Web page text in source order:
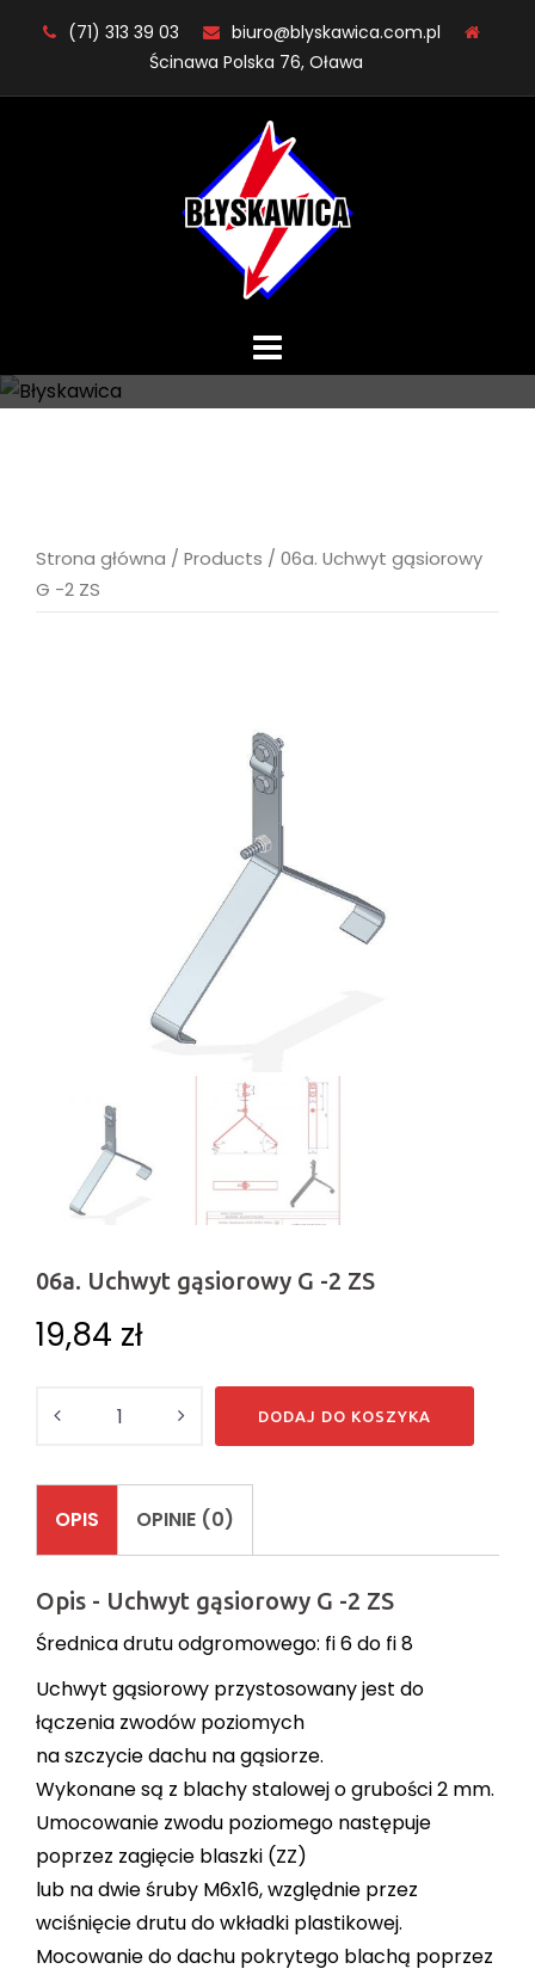
(71) 313 39 03
biuro@blyskawica.com.pl
Ścinawa Polska 76, Oława
Strona główna / Products / 06a. Uchwyt gąsiorowy
G -2 ZS
06a. Uchwyt gąsiorowy G -2 ZS
19,84 zł
DODAJ DO KOSZYKA
OPIS OPINIE (0)
Opis - Uchwyt gąsiorowy G -2 ZS
Średnica drutu odgromowego: fi 6 do fi 8
Uchwyt gąsiorowy przystosowany jest do
łączenia zwodów poziomych
na szczycie dachu na gąsiorze.
Wykonane są z blachy stalowej o grubości 2 mm.
Umocowanie zwodu poziomego następuje
poprzez zagięcie blaszki (ZZ)
lub na dwie śruby M6x16, względnie przez
wciśnięcie drutu do wkładki plastikowej.
Mocowanie do dachu pokrytego blachą poprzez